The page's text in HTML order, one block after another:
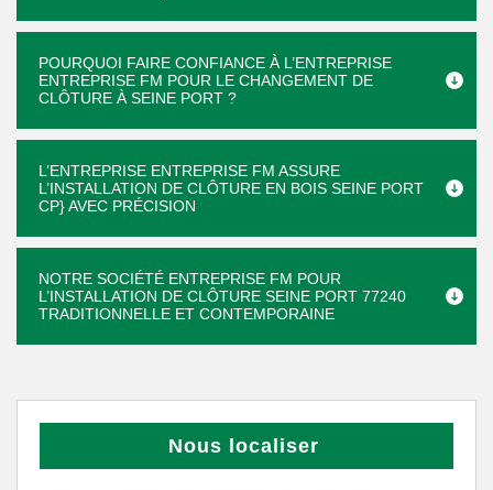
POURQUOI FAIRE CONFIANCE À L’ENTREPRISE
ENTREPRISE FM POUR LE CHANGEMENT DE
CLÔTURE À SEINE PORT ?
L’ENTREPRISE ENTREPRISE FM ASSURE
L’INSTALLATION DE CLÔTURE EN BOIS SEINE PORT
CP} AVEC PRÉCISION
NOTRE SOCIÉTÉ ENTREPRISE FM POUR
L’INSTALLATION DE CLÔTURE SEINE PORT 77240
TRADITIONNELLE ET CONTEMPORAINE
Nous localiser